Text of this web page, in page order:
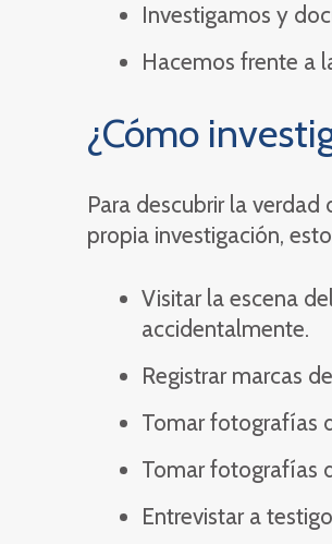
Investigamos y
Hacemos frente a
¿Cómo
Para descubrir la
propia investigación,
Visitar la escena
accidentalmente.
Registrar marcas
Tomar fotografías
Tomar fotografías
Entrevistar a